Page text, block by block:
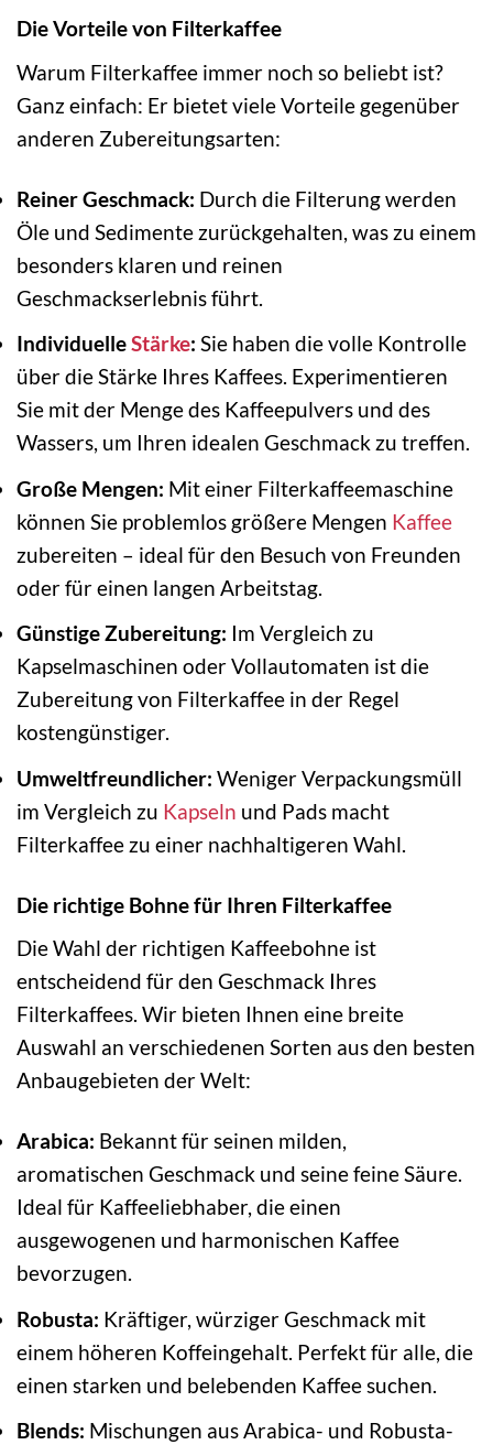
Die Vorteile von Filterkaffee
Warum Filterkaffee immer noch so beliebt ist?
Ganz einfach: Er bietet viele Vorteile gegenüber
anderen Zubereitungsarten:
Reiner Geschmack: Durch die Filterung werden
Öle und Sedimente zurückgehalten, was zu einem
besonders klaren und reinen
Geschmackserlebnis führt.
IndividuelleStärke: Sie haben die volle Kontrolle
über die Stärke Ihres Kaffees. Experimentieren
Sie mit der Menge des Kaffeepulvers und des
Wassers, um Ihren idealen Geschmack zu treffen.
Große Mengen: Mit einer Filterkaffeemaschine
können Sie problemlos größere Mengen Kaffee
zubereiten – ideal für den Besuch von Freunden
oder für einen langen Arbeitstag.
Günstige Zubereitung: Im Vergleich zu
Kapselmaschinen oder Vollautomaten ist die
Zubereitung von Filterkaffee in der Regel
kostengünstiger.
Umweltfreundlicher: Weniger Verpackungsmüll
im Vergleich zu Kapseln und Pads macht
Filterkaffee zu einer nachhaltigeren Wahl.
Die richtige Bohne für Ihren Filterkaffee
Die Wahl der richtigen Kaffeebohne ist
entscheidend für den Geschmack Ihres
Filterkaffees. Wir bieten Ihnen eine breite
Auswahl an verschiedenen Sorten aus den besten
Anbaugebieten der Welt:
Arabica: Bekannt für seinen milden,
aromatischen Geschmack und seine feine Säure.
Ideal für Kaffeeliebhaber, die einen
ausgewogenen und harmonischen Kaffee
bevorzugen.
Robusta: Kräftiger, würziger Geschmack mit
einem höheren Koffeingehalt. Perfekt für alle, die
einen starken und belebenden Kaffee suchen.
Blends: Mischungen aus Arabica- und Robusta-